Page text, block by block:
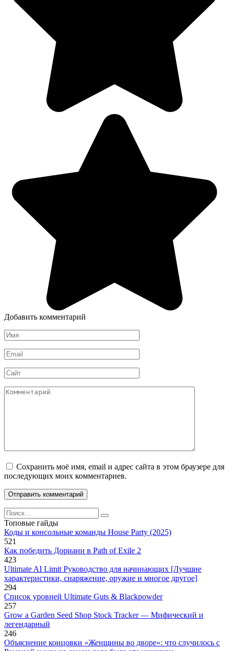
Добавить комментарий
Имя
*
Email
*
Сайт
Комментарий
Сохранить моё имя, email и адрес сайта в этом браузере для
последующих моих комментариев.
Search
for:
Топовые гайды
Коды и консольные команды House Party (2025)
521
Как победить Дориани в Path of Exile 2
423
Ultimate AI Limit Руководство для начинающих [Лучшие
характеристики, снаряжение, оружие и многое другое]
294
Список уровней Ultimate Guts & Blackpowder
257
Grow a Garden Seed Shop Stock Tracker — Мифический и
легендарный
246
Объяснение концовки «Женщины во дворе»: что случилось с